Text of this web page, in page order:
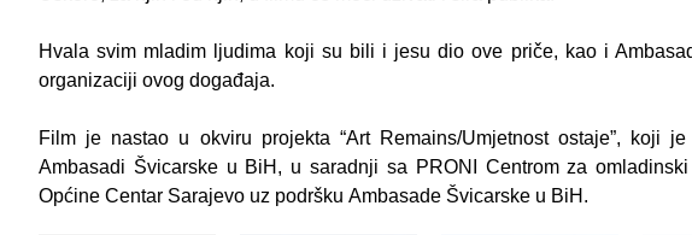
Hvala svim mladim ljudima koji su bili i jesu dio ove priče, kao i
organizaciji ovog događaja.
Film je nastao u okviru projekta “Art Remains/Umjetnost ostaje”, koji
Ambasadi Švicarske u BiH, u saradnji sa PRONI Centrom za
Općine Centar Sarajevo uz podršku Ambasade Švicarske u BiH.